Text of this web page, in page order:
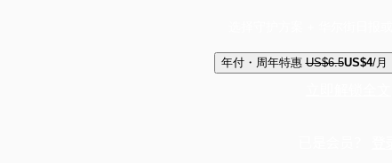
年付・周年特惠 US$6.5US$4/月